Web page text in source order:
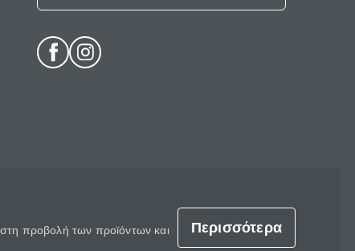
προβολή των προϊόντων και
Περισσότερα